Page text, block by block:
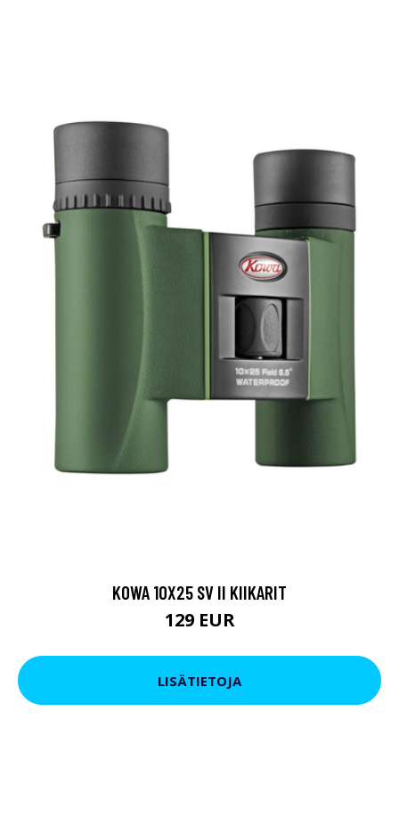
KOWA 10X25 SV II KIIKARIT
129 EUR
LISÄTIETOJA